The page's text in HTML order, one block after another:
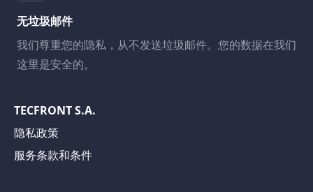
无垃圾邮件
我们尊重您的隐私，从不发送垃圾邮件。您的数据在我们
这里是安全的。
TECFRONT S.A.
隐私政策
服务条款和条件